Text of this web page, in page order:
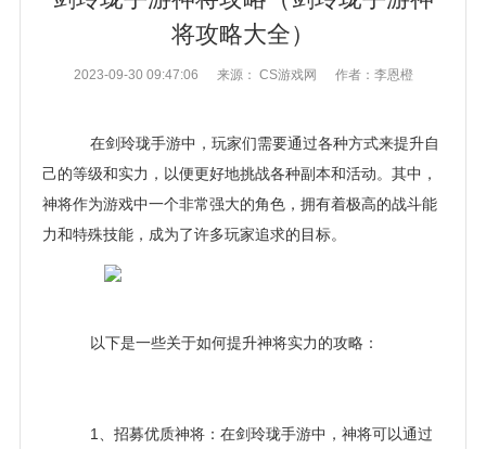
将攻略大全）
2023-09-30 09:47:06 来源： CS游戏网 作者：李恩橙
在剑玲珑手游中，玩家们需要通过各种方式来提升自
己的等级和实力，以便更好地挑战各种副本和活动。其中，
神将作为游戏中一个非常强大的角色，拥有着极高的战斗能
力和特殊技能，成为了许多玩家追求的目标。
以下是一些关于如何提升神将实力的攻略：
1、招募优质神将：在剑玲珑手游中，神将可以通过